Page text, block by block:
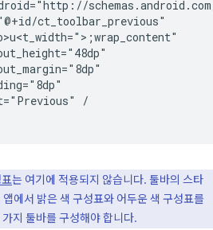
/
는 여기에 적용되지 않습니다. 툴바의 스타
에서 밝은 색 구성표와 어두운 색 구성표를
지 툴바를 구성해야 합니다.